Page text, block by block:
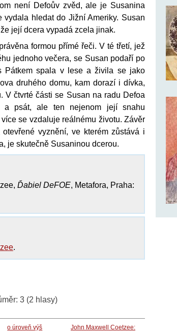
není Defoův zvěd, ale je Susanina
vydala hledat do Jižní Ameriky. Susan
její dcera vypadá zcela jinak.
formou přímé řeči. V té třetí, jež
jednoho večera, se Susan podaří po
Pátkem spala v lese a živila se jako
druhého domu, kam dorazí i dívka,
V čtvrté části se Susan na radu Defoa
a psát, ale ten nejenom její snahu
se vzdaluje reálnému životu. Závěr
vyznění, ve kterém zůstává i
je skutečně Susaninou dcerou.
Ďabiel DeFOE, Metafora, Praha:
.
3 (2 hlasy)
o úroveň výš John Maxwell Coetzee: